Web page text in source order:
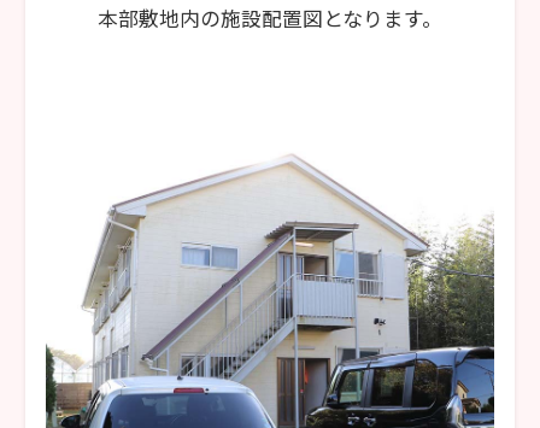
本部敷地内の施設配置図となります。